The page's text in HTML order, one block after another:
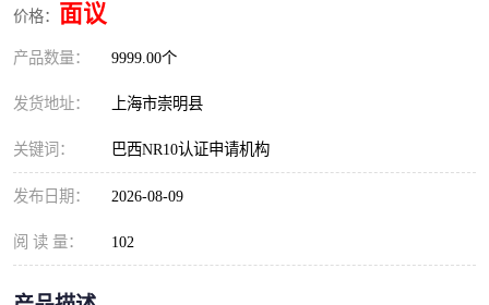
价格： 面议
产品数量： 9999.00个
发货地址： 上海市崇明县
关键词： 巴西NR10认证申请机构
发布日期： 2026-08-09
阅 读 量： 102